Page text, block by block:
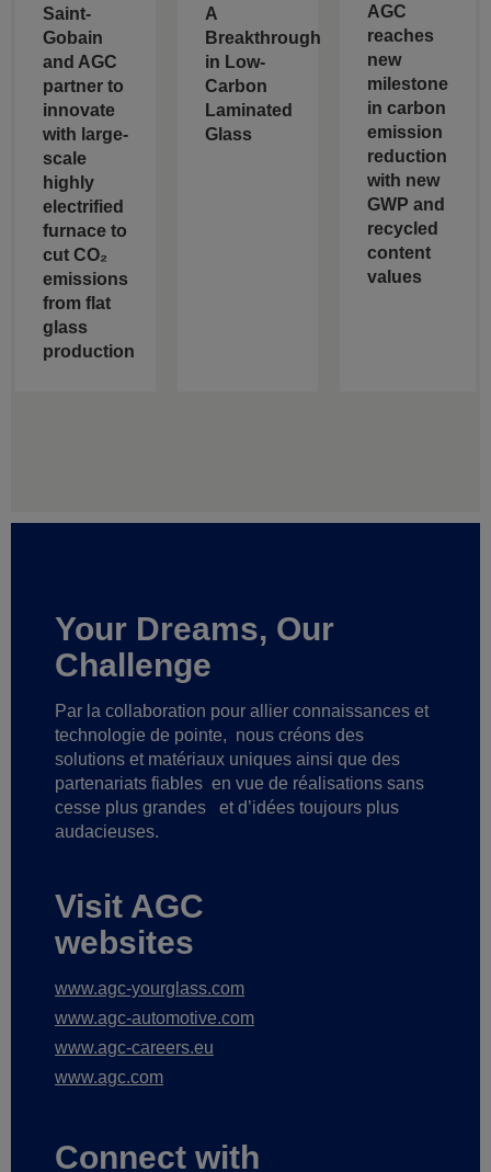
Saint-
Gobain
and AGC
partner to
innovate
with large-
scale
highly
electrified
furnace to
cut CO₂
emissions
from flat
glass
production
A
Breakthrough
in Low-
Carbon
Laminated
Glass
AGC
reaches
new
milestone
in carbon
emission
reduction
with new
GWP and
recycled
content
values
Your Dreams, Our
Challenge
Par la collaboration pour allier connaissances et
technologie de pointe, nous créons des
solutions et matériaux uniques ainsi que des
partenariats fiables en vue de réalisations sans
cesse plus grandes
et d’idées toujours plus
audacieuses.
Visit AGC
websites
www.agc-yourglass.com
www.agc-automotive.com
www.agc-careers.eu
www.agc.com
Connect with